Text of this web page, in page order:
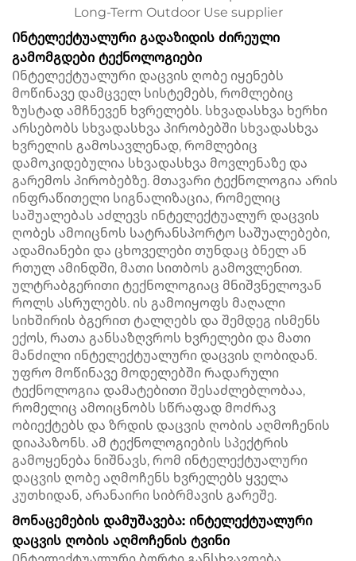
Ინტელექტუალური გადაზიდის ძირეული
გამომგდები ტექნოლოგიები
Ინტელექტუალური დაცვის ღობე იყენებს
მოწინავე დამცველ სისტემებს, რომლებიც
ზუსტად ამჩნევენ ხვრელებს. სხვადასხვა ხერხი
არსებობს სხვადასხვა პირობებში სხვადასხვა
ხვრელის გამოსავლენად, რომლებიც
დამოკიდებულია სხვადასხვა მოვლენაზე და
გარემოს პირობებზე. მთავარი ტექნოლოგია არის
ინფრაწითელი სიგნალიზაცია, რომელიც
საშუალებას აძლევს ინტელექტუალურ დაცვის
ღობეს ამოიცნოს სატრანსპორტო საშუალებები,
ადამიანები და ცხოველები თუნდაც ბნელ ან
რთულ ამინდში, მათი სითბოს გამოვლენით.
ულტრაბგერითი ტექნოლოგიაც მნიშვნელოვან
როლს ასრულებს. ის გამოიყოფს მაღალი
სიხშირის ბგერით ტალღებს და შემდეგ ისმენს
ექოს, რათა განსაზღვროს ხვრელები და მათი
მანძილი ინტელექტუალური დაცვის ღობიდან.
უფრო მოწინავე მოდელებში რადარული
ტექნოლოგია დამატებითი შესაძლებლობაა,
რომელიც ამოიცნობს სწრაფად მოძრავ
ობიექტებს და ზრდის დაცვის ღობის აღმოჩენის
დიაპაზონს. ამ ტექნოლოგიების სპექტრის
გამოყენება ნიშნავს, რომ ინტელექტუალური
დაცვის ღობე აღმოჩენს ხვრელებს ყველა
კუთხიდან, არანაირი სიბრმავის გარეშე.
Მონაცემების დამუშავება: ინტელექტუალური
დაცვის ღობის აღმოჩენის ტვინი